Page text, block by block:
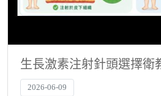
生長激素注射針頭選擇衛
2026-06-09